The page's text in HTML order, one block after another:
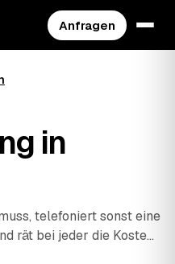
Anfragen
in
telefoniert sonst eine
rät bei jeder die Kosten
Vorhaben ein einziges